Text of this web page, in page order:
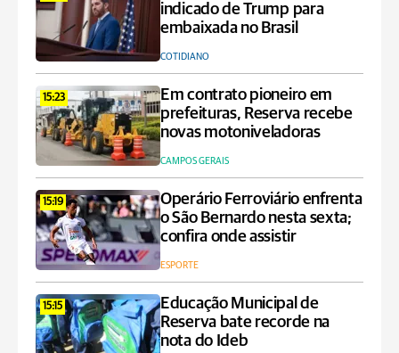
indicado de Trump para
embaixada no Brasil
COTIDIANO
15:23
Em contrato pioneiro em
prefeituras, Reserva recebe
novas motoniveladoras
CAMPOS GERAIS
15:19
Operário Ferroviário enfrenta
o São Bernardo nesta sexta;
confira onde assistir
ESPORTE
15:15
Educação Municipal de
Reserva bate recorde na
nota do Ideb